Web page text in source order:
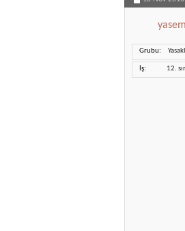
Grubu
İş 12.